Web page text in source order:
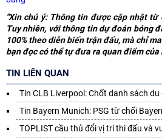
"Xin chú ý: Thông tin được cập nhật từ
Tuy nhiên, với thông tin dự đoán bóng
100% theo diễn biến trận đấu, mà chỉ
bạn đọc có thể tự đưa ra quan điểm của
TIN LIÊN QUAN
Tin CLB Liverpool: Chốt danh sách du
Tin Bayern Munich: PSG từ chối
TOPLIST cầu thủ đổi vị trí thi đấu và